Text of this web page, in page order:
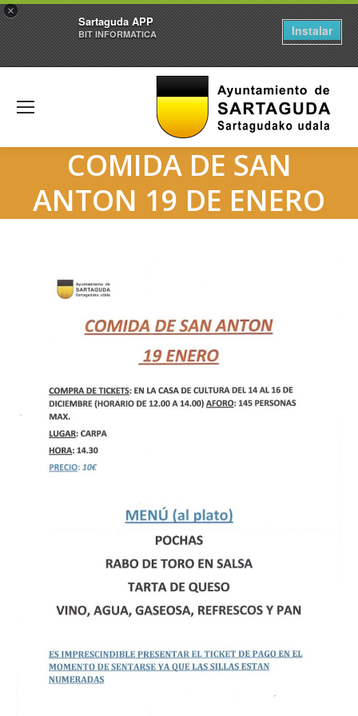
×
Sartaguda APP
BIT INFORMATICA Instalar
COMIDA DE SAN
ANTON 19 DE ENERO